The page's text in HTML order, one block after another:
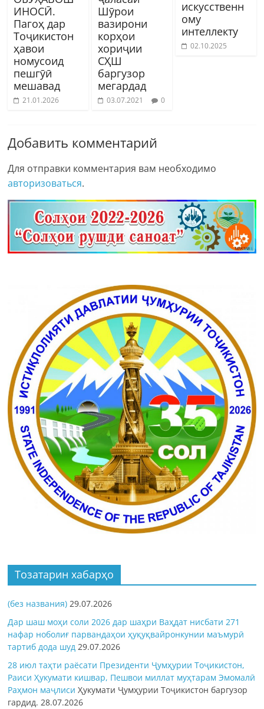
ИНОСӢ.
Пагоҳ дар
Тоҷикистон
ҳавои
номусоид
пешгӯӣ
мешавад
21.01.2026
Шӯрои
вазирони
корҳои
хориҷии
СҲШ
баргузор
мегардад
03.07.2021 0
искусственн
ому
интеллекту
02.10.2025
Добавить комментарий
Для отправки комментария вам необходимо
авторизоваться.
Тозатарин хабарҳо
(без названия) 29.07.2026
Дар шаш моҳи соли 2026 дар шаҳри Ваҳдат нисбати 271
нафар ноболиғ парвандаҳои ҳуқуқвайронкунии маъмурӣ
тартиб дода шуд 29.07.2026
28 июл таҳти раёсати Президенти Ҷумҳурии Тоҷикистон,
Раиси Ҳукумати кишвар, Пешвои миллат муҳтарам Эмомалӣ
Раҳмон маҷлисиҲукумати Ҷумҳурии Тоҷикистон баргузор
гардид.28.07.2026